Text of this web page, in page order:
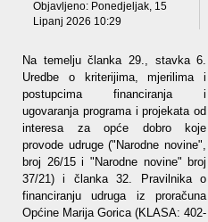
Objavljeno: Ponedjeljak, 15
Lipanj 2026 10:29
Na temelju članka 29., stavka 6.
Uredbe o kriterijima, mjerilima i
postupcima financiranja i
ugovaranja programa i projekata od
interesa za opće dobro koje
provode udruge ("Narodne novine",
broj 26/15 i "Narodne novine" broj
37/21) i članka 32. Pravilnika o
financiranju udruga iz proračuna
Općine Marija Gorica (KLASA: 402-